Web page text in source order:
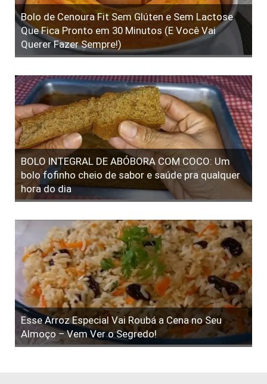
Bolo de Cenoura Fit Sem Glúten e Sem Lactose
Que Fica Pronto em 30 Minutos (E Você Vai
Querer Fazer Sempre!)
BOLO INTEGRAL DE ABÓBORA COM COCO: Um
bolo fofinho cheio de sabor e saúde pra qualquer
hora do dia
Esse Arroz Especial Vai Roubá a Cena no Seu
Almoço – Vem Ver o Segredo!